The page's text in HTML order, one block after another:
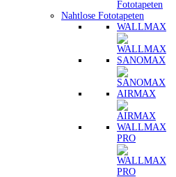
Nahtlose Fototapeten
WALLMAX
SANOMAX
AIRMAX
WALLMAX
PRO